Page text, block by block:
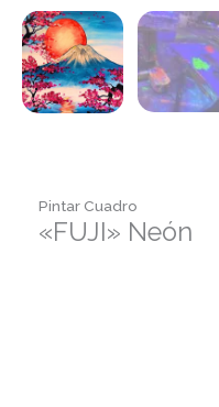
Pintar Cuadro
«FUJI» Neón